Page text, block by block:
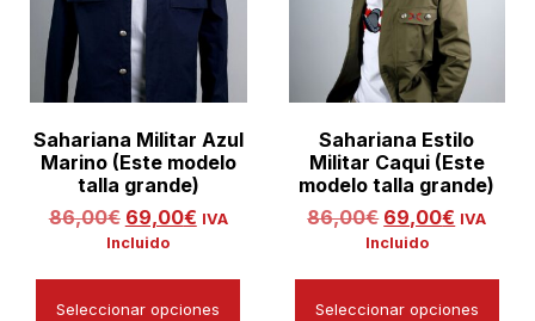
Sahariana Militar Azul
Marino (Este modelo
talla grande)
86,00€ 69,00€ IVA
Incluido
Seleccionar opciones
Sahariana Estilo
Militar Caqui (Este
modelo talla grande)
86,00€ 69,00€ IVA
Incluido
Seleccionar opciones